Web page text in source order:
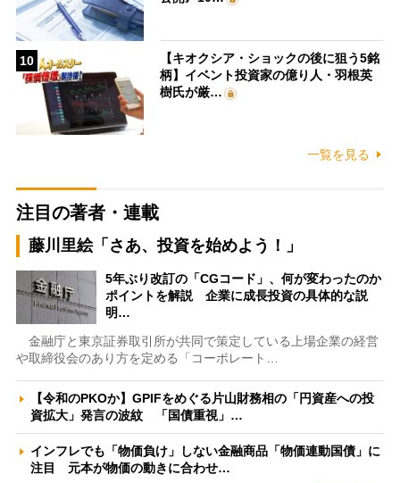
10
【キオクシア・ショックの後に狙う5銘
柄】イベント投資家の億り人・羽根英
樹氏が厳…
一覧を見る
注目の著者・連載
藤川里絵「さあ、投資を始めよう！」
5年ぶり改訂の「CGコード」、何が変わったのか
ポイントを解説 企業に成長投資の具体的な説
明…
金融庁と東京証券取引所が共同で策定している上場企業の経営
や取締役会のあり方を定める「コーポレート…
【令和のPKOか】GPIFをめぐる片山財務相の「円資産への投
資拡大」発言の波紋 「国債重視」…
インフレでも「物価負け」しない金融商品「物価連動国債」に
注目 元本が物価の動きに合わせ…